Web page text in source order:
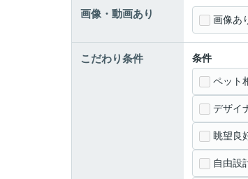
画像・動画あり 画像あ
こだわり条件 条件
ペット
デザイ
眺望良
自由設